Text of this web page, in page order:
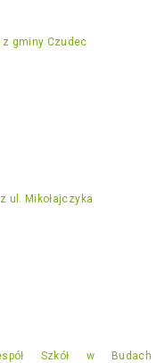
z gminy Czudec
ul. Mikołajczyka
Szkół w Budach